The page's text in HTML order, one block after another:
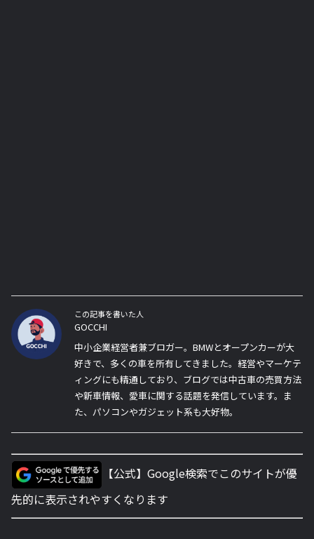
この記事を書いた人
GOCCHI
中小企業経営者兼ブロガー。BMWとオープンカーが大
好きで、多くの車を所有してきました。経営やマーケテ
ィングにも精通しており、ブログでは中古車の売買方法
や新車情報、愛車に関する話題を発信しています。ま
た、パソコンやガジェット系も大好物。
【公式】Google検索でこのサイトが優
先的に表示されやすくなります